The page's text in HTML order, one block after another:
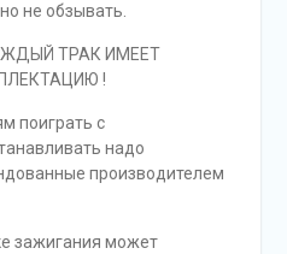
не обзывать.
ТРАК ИМЕЕТ
!
поиграть с
надо
производителем
зажигания может